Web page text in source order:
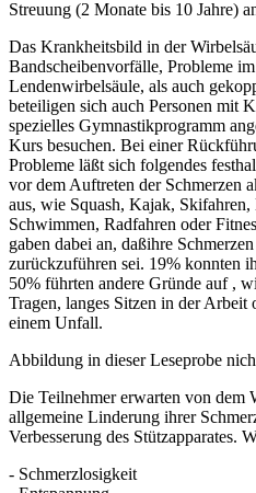
Streuung (2 Monate bis 10 Jahre)
Das Krankheitsbild in der
Bandscheibenvorfälle, Probleme
Lendenwirbelsäule, als auch
beteiligen sich auch Personen mit
spezielles Gymnastikprogramm
Kurs besuchen. Bei einer
Probleme läßt sich folgendes
vor dem Auftreten der Schmerzen
aus, wie Squash, Kajak,
Schwimmen, Radfahren oder
gaben dabei an, daßihre
zurückzuführen sei. 19% konnten
50% führten andere Gründe auf ,
Tragen, langes Sitzen in der Arbeit
einem Unfall.
Abbildung in dieser Leseprobe
Die Teilnehmer erwarten von dem
allgemeine Linderung ihrer
Verbesserung des Stützapparates.
- Schmerzlosigkeit